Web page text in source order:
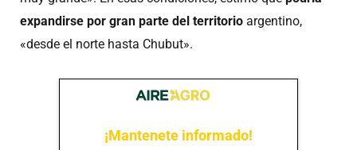
expandirse por gran parte del territorio argentino,
«desde el norte hasta Chubut».
¡Mantenete informado!